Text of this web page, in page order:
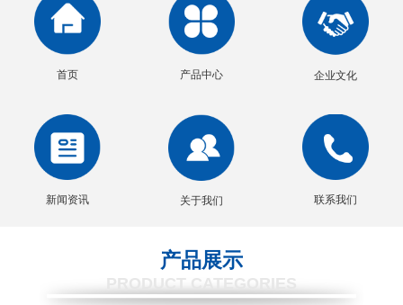
首页 产品中心 企业文化
新闻资讯 关于我们 联系我们
产品展示
PRODUCT CATEGORIES